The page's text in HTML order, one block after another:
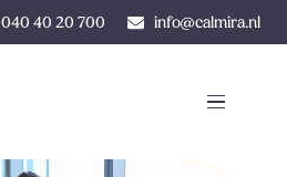
040 40 20 700 info@calmira.nl